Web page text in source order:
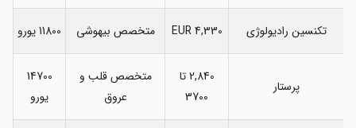
تکنسین رادیولوژی 4,330 EUR متخصص بیهوشی 11800 یورو
پرستار
2,840 تا
3700
متخصص قلب و
عروق
14700
یورو